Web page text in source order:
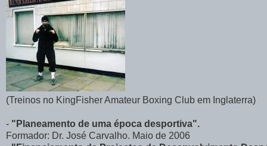
(Treinos no KingFisher Amateur Boxing Club em Inglaterra)
- "Planeamento de uma época desportiva".
Formador: Dr. José Carvalho. Maio de 2006